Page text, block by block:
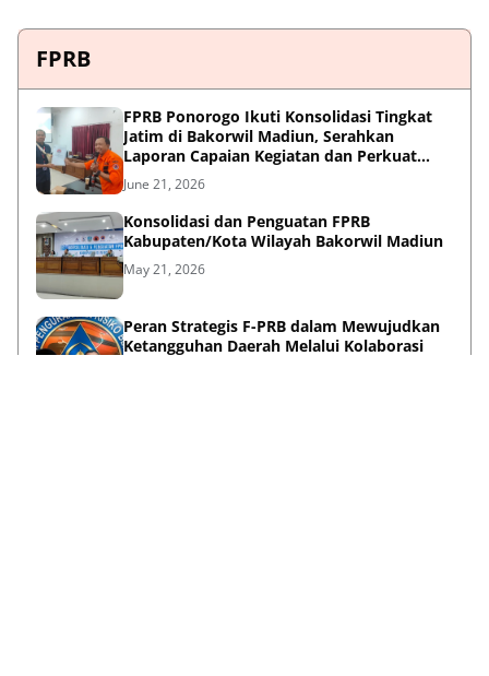
FPRB
FPRB Ponorogo Ikuti Konsolidasi Tingkat
Jatim di Bakorwil Madiun, Serahkan
Laporan Capaian Kegiatan dan Perkuat
Sinergi Pentahelix
June 21, 2026
Konsolidasi dan Penguatan FPRB
Kabupaten/Kota Wilayah Bakorwil Madiun
May 21, 2026
Peran Strategis F-PRB dalam Mewujudkan
Ketangguhan Daerah Melalui Kolaborasi